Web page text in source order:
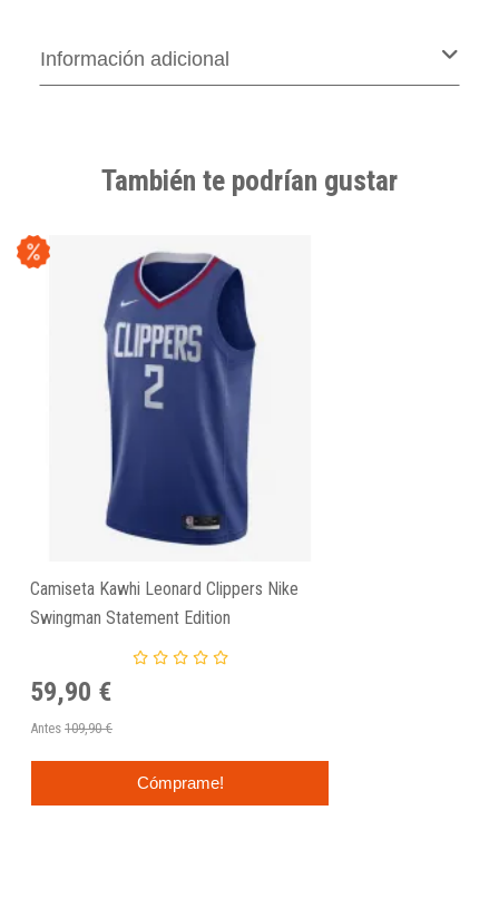
Información adicional
También te podrían gustar
Camiseta Kawhi Leonard Clippers Nike
Swingman Statement Edition
59,90 €
Antes 109,90 €
Cómprame!